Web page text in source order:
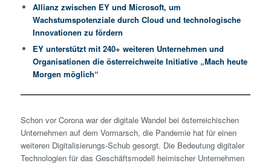
Allianz zwischen EY und Microsoft, um
Wachstumspotenziale durch Cloud und technologische
Innovationen zu fördern
EY unterstützt mit 240+ weiteren Unternehmen und
Organisationen die österreichweite Initiative „Mach heute
Morgen möglich“
Schon vor Corona war der digitale Wandel bei österreichischen
Unternehmen auf dem Vormarsch, die Pandemie hat für einen
weiteren Digitalisierungs-Schub gesorgt. Die Bedeutung digitaler
Technologien für das Geschäftsmodell heimischer Unternehmen